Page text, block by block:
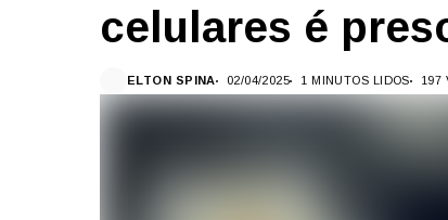
celulares é
ELTON SPINA 02/04/2025 1 MINUTOS LIDOS 197